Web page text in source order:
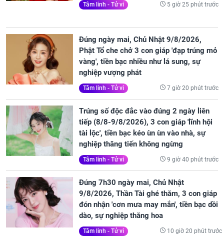
Tâm linh - Tử vi 5 giờ 25 phút trước
Đúng ngày mai, Chủ Nhật 9/8/2026,
Phật Tổ che chở 3 con giáp 'đạp trúng mỏ
vàng', tiền bạc nhiều như lá sung, sự
nghiệp vượng phát
Tâm linh - Tử vi 7 giờ 20 phút trước
Trúng số độc đắc vào đúng 2 ngày liên
tiếp (8/8-9/8/2026), 3 con giáp 'lĩnh hội
tài lộc', tiền bạc kéo ùn ùn vào nhà, sự
nghiệp thăng tiến không ngừng
Tâm linh - Tử vi 9 giờ 40 phút trước
Đúng 7h30 ngày mai, Chủ Nhật
9/8/2026, Thần Tài ghé thăm, 3 con giáp
đón nhận 'cơn mưa may mắn', tiền bạc dồi
dào, sự nghiệp thăng hoa
Tâm linh - Tử vi 10 giờ 20 phút trước